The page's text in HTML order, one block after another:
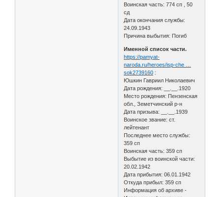
Воинская часть: 774 сп , 50
сд
Дата окончания службы:
24.09.1943
Причина выбытия: Погиб
Именной список части.
https://pamyat-
naroda.ru/heroes/isp-che …
sok2739160 :
Юшкин Гавриил Николаевич
Дата рождения: __.__.1920
Место рождения: Пензенская
обл., Земетчинский р-н
Дата призыва: __.__.1939
Воинское звание: ст.
лейтенант
Последнее место службы:
359 сп
Воинская часть: 359 сп
Выбытие из воинской части:
20.02.1942
Дата прибытия: 06.01.1942
Откуда прибыл: 359 сп
Информация об архиве -